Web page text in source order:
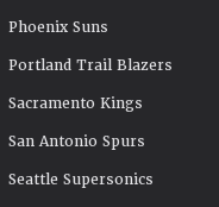
Phoenix Suns
Portland Trail Blazers
Sacramento Kings
San Antonio Spurs
Seattle Supersonics